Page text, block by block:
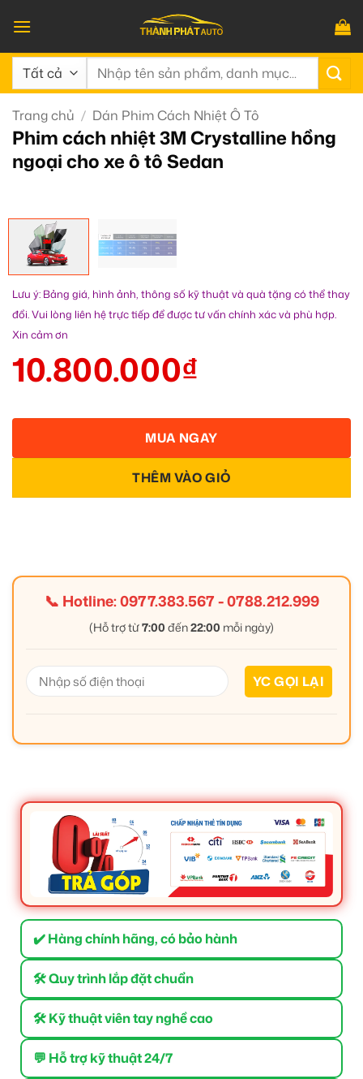
qua
nội
dung
Tìm
Trang chủ / Dán Phim Cách Nhiệt Ô Tô
Phim cách nhiệt 3M Crystalline hồng
ngoại cho xe ô tô Sedan
Lưu ý: Bảng giá, hình ảnh, thông số kỹ thuật và quà tặng có thể thay
đổi. Vui lòng liên hệ trực tiếp để được tư vấn chính xác và phù hợp.
Xin cảm ơn
10.800.000₫
THÊM VÀO GIỎ
MUA NGAY
📞 Hotline:0977.383.567-0788.212.999
(Hỗ trợ từ7:00 đến22:00 mỗi ngày)
✔️ Hàng chính hãng, có bảo hành
🛠 Quy trình lắp đặt chuẩn
🛠 Kỹ thuật viên tay nghề cao
💬 Hỗ trợ kỹ thuật 24/7